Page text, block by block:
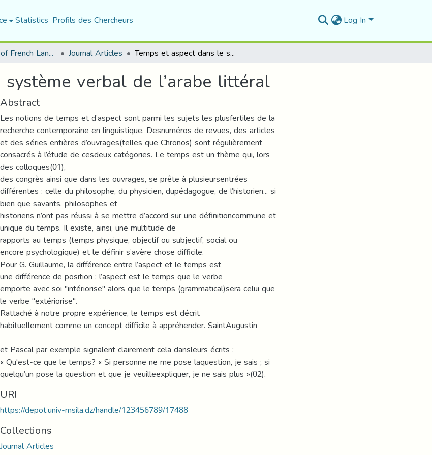
Statistics Profils des Chercheurs Log In
Department of French Language and Literature Journal Articles Temps et aspect dans le système verbal de l’arabe littéral
verbal de l’arabe littéral
Abstract
Les notions de temps et d’aspect sont parmi les sujets les plusfertiles de la
recherche contemporaine en linguistique. Desnuméros de revues, des articles
et des séries entières d’ouvrages(telles que Chronos) sont régulièrement
consacrés à l’étude de cesdeux catégories. Le temps est un thème qui, lors
des colloques(01),
des congrès ainsi que dans les ouvrages, se prête à plusieursentrées
différentes : celle du philosophe, du physicien, dupédagogue, de l’historien... si
bien que savants, philosophes et
historiens n’ont pas réussi à se mettre d’accord sur une définitioncommune et
unique du temps. Il existe, ainsi, une multitude de
rapports au temps (temps physique, objectif ou subjectif, social ou
encore psychologique) et le définir s’avère chose difficile.
Pour G. Guillaume, la différence entre l’aspect et le temps est
une différence de position ; l’aspect est le temps que le verbe
emporte avec soi "intériorise" alors que le temps (grammatical)sera celui que
le verbe "extériorise".
Rattaché à notre propre expérience, le temps est décrit
habituellement comme un concept difficile à appréhender. SaintAugustin
et Pascal par exemple signalent clairement cela dansleurs écrits :
« Qu'est-ce que le temps? « Si personne ne me pose laquestion, je sais ; si
quelqu’un pose la question et que je veuilleexpliquer, je ne sais plus »(02).
URI
https://depot.univ-msila.dz/handle/123456789/17488
Collections
Journal Articles